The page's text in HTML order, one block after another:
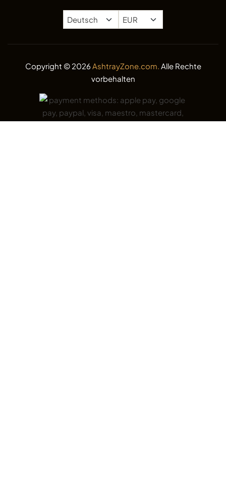
Copyright © 2026 AshtrayZone.com. Alle Rechte
vorbehalten